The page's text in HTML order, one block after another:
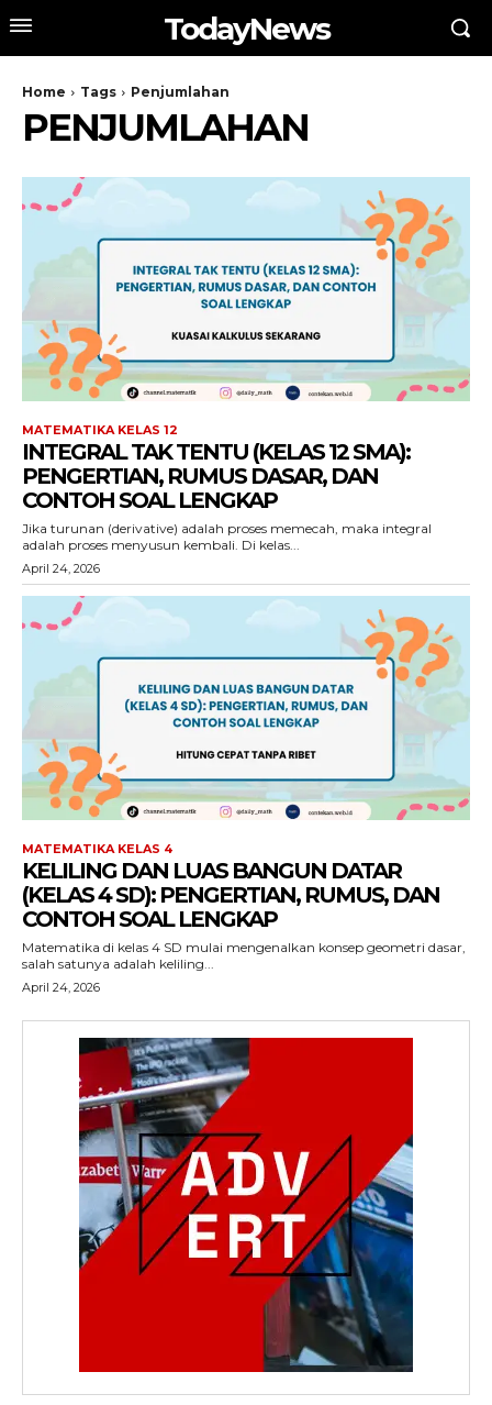
TodayNews
Home Tags Penjumlahan
PENJUMLAHAN
MATEMATIKA KELAS 12
INTEGRAL TAK TENTU (KELAS 12 SMA):
PENGERTIAN, RUMUS DASAR, DAN
CONTOH SOAL LENGKAP
Jika turunan (derivative) adalah proses memecah, maka integral
adalah proses menyusun kembali. Di kelas...
April 24, 2026
MATEMATIKA KELAS 4
KELILING DAN LUAS BANGUN DATAR
(KELAS 4 SD): PENGERTIAN, RUMUS, DAN
CONTOH SOAL LENGKAP
Matematika di kelas 4 SD mulai mengenalkan konsep geometri dasar,
salah satunya adalah keliling...
April 24, 2026